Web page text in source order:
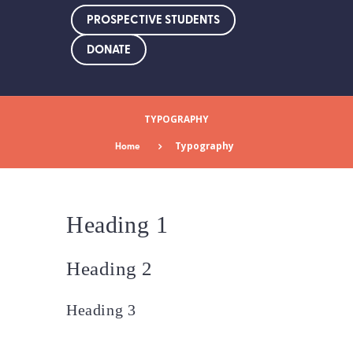
PROSPECTIVE STUDENTS
DONATE
TYPOGRAPHY
Home Typography
Heading 1
Heading 2
Heading 3